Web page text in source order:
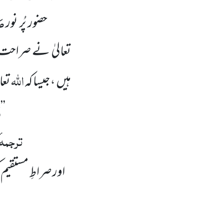
حضور پُر نور
تعالیٰ نے
ہیں ،جیسا کہاللہ
’’
اور صراطِ